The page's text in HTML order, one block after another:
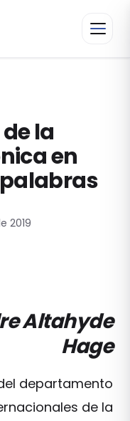
la
en
2019
Altahyde
Hage
departamento
de la